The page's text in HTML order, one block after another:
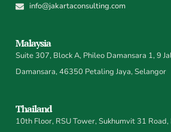
info@jakartaconsulting.com
Malaysia
Suite 307, Block A, Phileo Damansara 1, 9
Damansara, 46350 Petaling Jaya, Selangor
Thailand
10th Floor, RSU Tower, Sukhumvit 31